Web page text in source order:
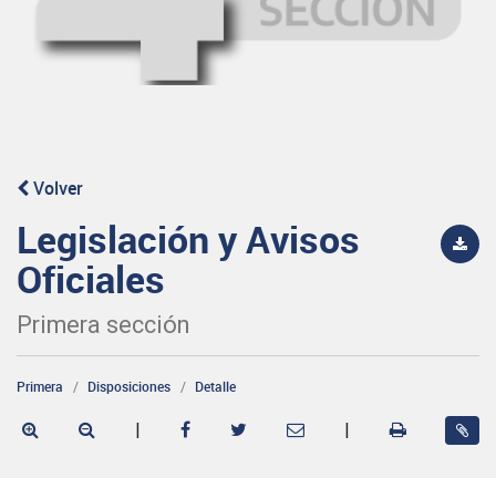
Volver
Legislación y Avisos
Oficiales
Primera sección
Primera Disposiciones Detalle
| |